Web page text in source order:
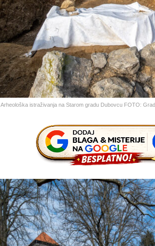
Arheološka istraživanja na Starom gradu Dubovcu FOTO: